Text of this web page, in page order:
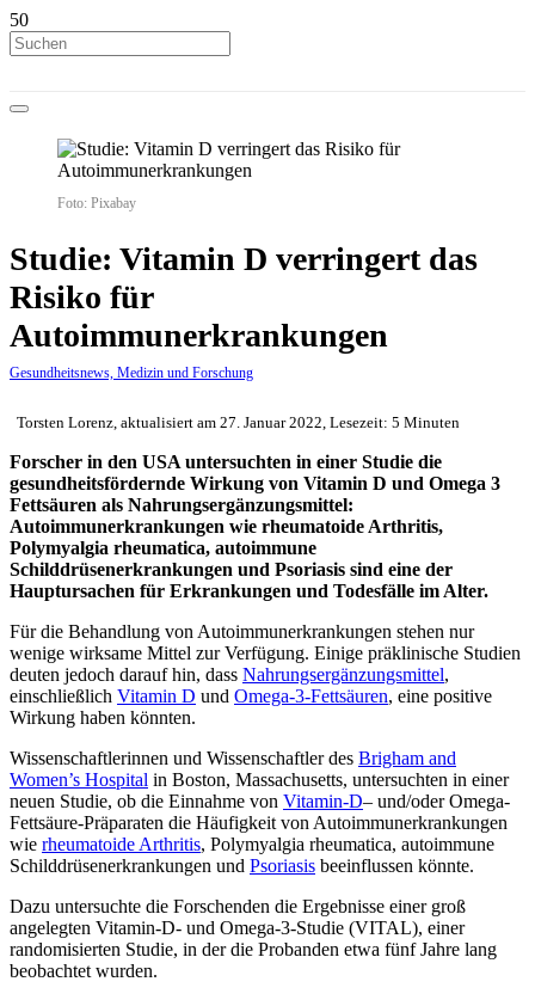
Foto: Pixabay
Studie: Vitamin D verringert das
Risiko für
Autoimmunerkrankungen
Gesundheitsnews, Medizin und Forschung
Torsten Lorenz, aktualisiert am 27. Januar 2022, Lesezeit: 5 Minuten
Forscher in den USA untersuchten in einer Studie die
gesundheitsfördernde Wirkung von Vitamin D und Omega 3
Fettsäuren als Nahrungsergänzungsmittel:
Autoimmunerkrankungen wie rheumatoide Arthritis,
Polymyalgia rheumatica, autoimmune
Schilddrüsenerkrankungen und Psoriasis sind eine der
Hauptursachen für Erkrankungen und Todesfälle im Alter.
Für die Behandlung von Autoimmunerkrankungen stehen nur
wenige wirksame Mittel zur Verfügung. Einige präklinische Studien
deuten jedoch darauf hin, dass Nahrungsergänzungsmittel,
einschließlich Vitamin D und Omega-3-Fettsäuren, eine positive
Wirkung haben könnten.
Wissenschaftlerinnen und Wissenschaftler des Brigham and
Women’s Hospital in Boston, Massachusetts, untersuchten in einer
neuen Studie, ob die Einnahme von Vitamin-D– und/oder Omega-
Fettsäure-Präparaten die Häufigkeit von Autoimmunerkrankungen
wie rheumatoide Arthritis, Polymyalgia rheumatica, autoimmune
Schilddrüsenerkrankungen und Psoriasis beeinflussen könnte.
Dazu untersuchte die Forschenden die Ergebnisse einer groß
angelegten Vitamin-D- und Omega-3-Studie (VITAL), einer
randomisierten Studie, in der die Probanden etwa fünf Jahre lang
beobachtet wurden.